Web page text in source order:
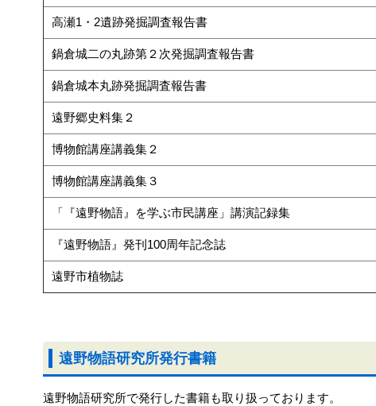
高瀬1・2遺跡発掘調査報告書
鍋倉城二の丸跡第２次発掘調査報告書
鍋倉城本丸跡発掘調査報告書
遠野郷史料集２
博物館講座講義集２
博物館講座講義集３
「『遠野物語』を学ぶ市民講座」講演記録集
『遠野物語』発刊100周年記念誌
遠野市植物誌
遠野物語研究所発行書籍
遠野物語研究所で発行した書籍も取り扱っております。